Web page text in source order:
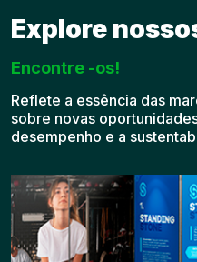
Explore
Encontre -os!
Reflete a essência das
sobre novas
desempenho e a